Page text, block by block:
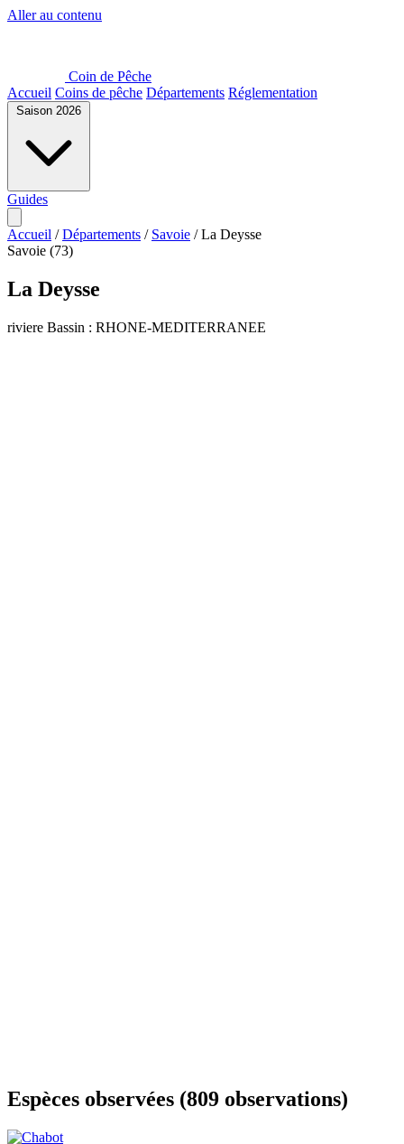
Aller au contenu
Coin de Pêche
Accueil Coins de pêche Départements Réglementation
Saison 2026
Guides
Accueil / Départements / Savoie / La Deysse
Savoie (73)
La Deysse
riviere Bassin : RHONE-MEDITERRANEE
Espèces observées (809 observations)